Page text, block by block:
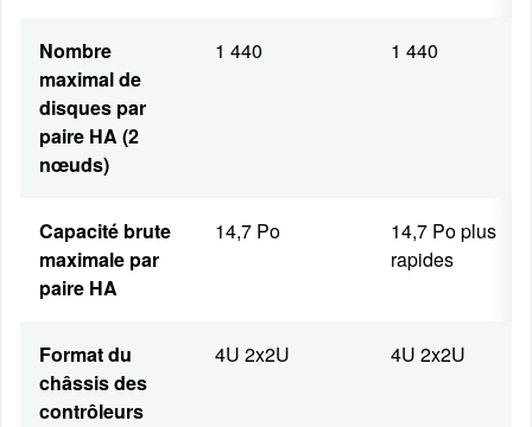
Nombre
maximal de
disques par
paire HA (2
nœuds)
1 440 1 440
Capacité brute
maximale par
paire HA
14,7 Po
14,7 Po plus
rapides
Format du
châssis des
contrôleurs
4U 2x2U 4U 2x2U